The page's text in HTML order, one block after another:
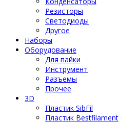
Резисторы
Светодиоды
Другое
Наборы
Оборудование
Для пайки
Инструмент
Разъемы
Прочее
3D
Пластик SibFil
Пластик Bestfilament